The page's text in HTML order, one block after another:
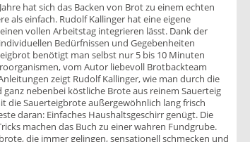
hat sich das Backen von Brot zu einem echten
als einfach. Rudolf Kallinger hat eine eigene
vollen Arbeitstag integrieren lässt. Dank der
Bedürfnissen und Gegebenheiten
benötigt man selbst nur 5 bis 10 Minuten
vom Autor liebevoll Brotbackteam
zeigt Rudolf Kallinger, wie man durch die
nebenbei köstliche Brote aus reinem Sauerteig
die Sauerteigbrote außergewöhnlich lang frisch
daran: Einfaches Haushaltsgeschirr genügt. Die
machen das Buch zu einer wahren Fundgrube.
die immer gelingen, sensationell schmecken und